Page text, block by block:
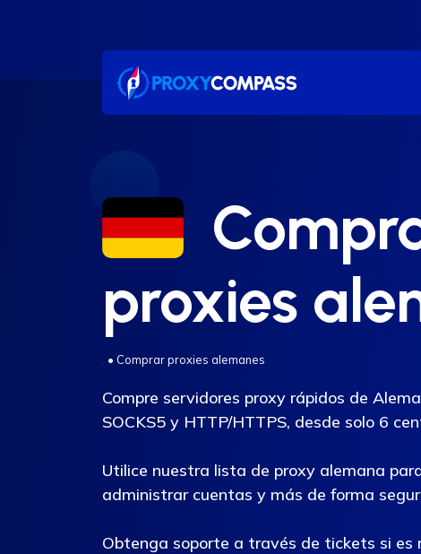
proxies
• Comprar proxies alemanes
Compre servidores proxy rápidos de
SOCKS5 y HTTP/HTTPS, desde solo 6
Utilice nuestra lista de proxy alemana
administrar cuentas y más de forma
Obtenga soporte a través de tickets si es